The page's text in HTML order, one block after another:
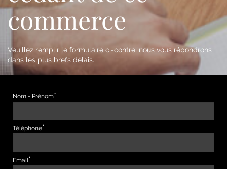
commerce
Veuillez remplir le formulaire ci-contre, nous vous répondrons
dans les plus brefs délais.
Nom - Prénom
Téléphone
Email